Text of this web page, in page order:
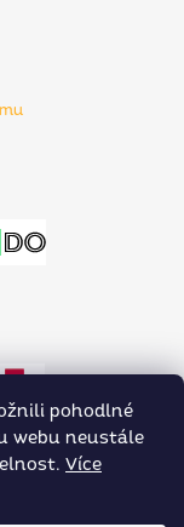
pohodlné
webu neustále
Více